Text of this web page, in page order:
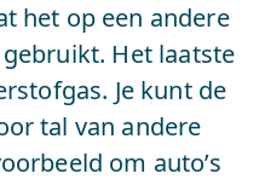
het op een andere
Het laatste
Je kunt de
tal van andere
om auto’s